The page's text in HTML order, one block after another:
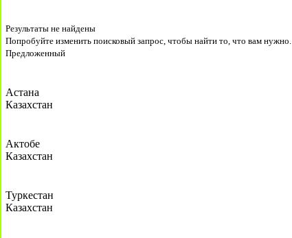
Результаты не найдены
Попробуйте изменить поисковый запрос, чтобы найти то, что вам нужно.
Предложенный
Астана
Казахстан
Актобе
Казахстан
Туркестан
Казахстан